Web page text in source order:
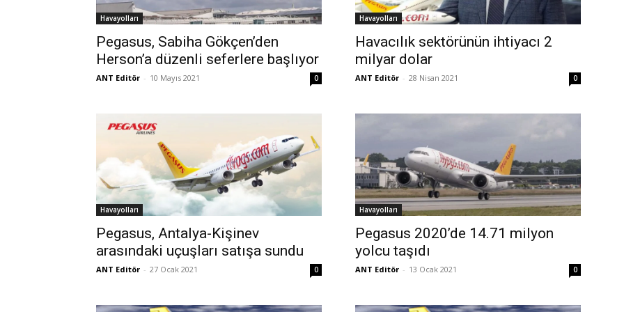
Havayolları
Pegasus, Sabiha Gökçen’den
Herson’a düzenli seferlere başlıyor
ANT Editör - 10 Mayıs 2021 0
Havayolları
Havacılık sektörünün ihtiyacı 2
milyar dolar
ANT Editör - 28 Nisan 2021 0
Havayolları
Pegasus, Antalya-Kişinev
arasındaki uçuşları satışa sundu
ANT Editör - 27 Ocak 2021 0
Havayolları
Pegasus 2020’de 14.71 milyon
yolcu taşıdı
ANT Editör - 13 Ocak 2021 0